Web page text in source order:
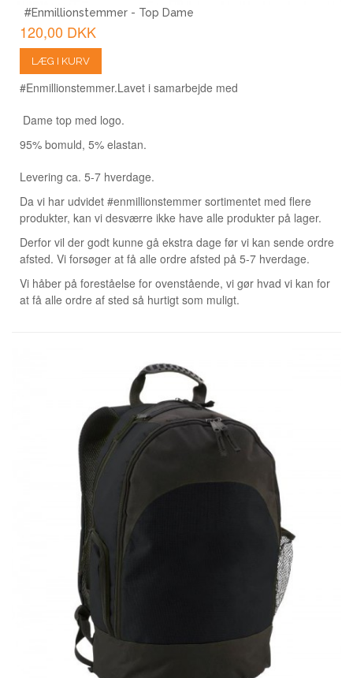
#Enmillionstemmer - Top Dame
120,00 DKK
LÆG I KURV
Lavet i samarbejde med
#Enmillionstemmer.
Dame top med logo.
95% bomuld, 5% elastan.
Levering ca. 5-7 hverdage.
Da vi har udvidet #enmillionstemmer sortimentet med flere
produkter, kan vi desværre ikke have alle produkter på lager.
Derfor vil der godt kunne gå ekstra dage før vi kan sende ordre
afsted. Vi forsøger at få alle ordre afsted på 5-7 hverdage.
Vi håber på foreståelse for ovenstående, vi gør hvad vi kan for
at få alle ordre af sted så hurtigt som muligt.